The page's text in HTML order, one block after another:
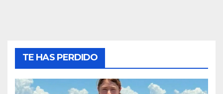
TE HAS PERDIDO